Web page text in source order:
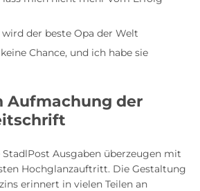
der beste Opa der Welt
Chance, und ich habe sie
Aufmachung der
StadlPost Ausgaben überzeugen mit
Hochglanzauftritt. Die Gestaltung
erinnert in vielen Teilen an